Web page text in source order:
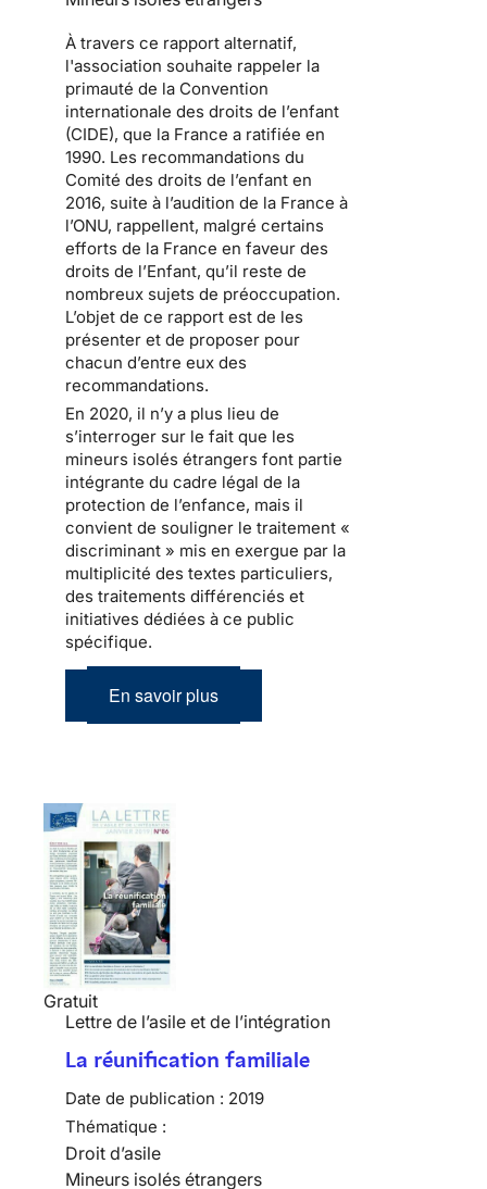
À travers ce rapport alternatif,
l'association souhaite rappeler la
primauté de la Convention
internationale des droits de l’enfant
(CIDE), que la France a ratifiée en
1990. Les recommandations du
Comité des droits de l’enfant en
2016, suite à l’audition de la France à
l’ONU, rappellent, malgré certains
efforts de la France en faveur des
droits de l’Enfant, qu’il reste de
nombreux sujets de préoccupation.
L’objet de ce rapport est de les
présenter et de proposer pour
chacun d’entre eux des
recommandations.
En 2020, il n’y a plus lieu de
s’interroger sur le fait que les
mineurs isolés étrangers font partie
intégrante du cadre légal de la
protection de l’enfance, mais il
convient de souligner le traitement «
discriminant » mis en exergue par la
multiplicité des textes particuliers,
des traitements différenciés et
initiatives dédiées à ce public
spécifique.
En savoir plus
Gratuit
Lettre de l’asile et de l’intégration
La réunification familiale
Date de publication : 2019
Thématique :
Droit d’asile
Mineurs isolés étrangers